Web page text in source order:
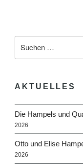
nach:
AKTUELLES
Die Hampels und
2026
Otto und Elise
2026